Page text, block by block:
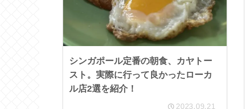
シンガポール定番の朝食、カヤトー
スト。実際に行って良かったローカ
ル店2選を紹介！
2023.09.21